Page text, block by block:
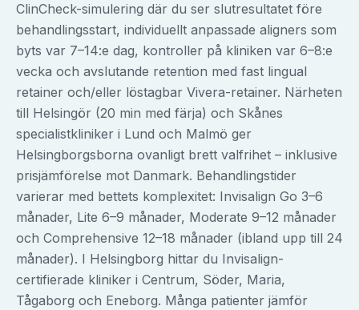
ClinCheck-simulering där du ser slutresultatet före
behandlingsstart, individuellt anpassade aligners som
byts var 7–14:e dag, kontroller på kliniken var 6–8:e
vecka och avslutande retention med fast lingual
retainer och/eller löstagbar Vivera-retainer. Närheten
till Helsingör (20 min med färja) och Skånes
specialistkliniker i Lund och Malmö ger
Helsingborgsborna ovanligt brett valfrihet – inklusive
prisjämförelse mot Danmark. Behandlingstider
varierar med bettets komplexitet: Invisalign Go 3–6
månader, Lite 6–9 månader, Moderate 9–12 månader
och Comprehensive 12–18 månader (ibland upp till 24
månader). I Helsingborg hittar du Invisalign-
certifierade kliniker i Centrum, Söder, Maria,
Tågaborg och Eneborg. Många patienter jämför